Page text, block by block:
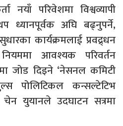
नयाँ परिवेशमा विश्वव्यापी
ध्यानपूर्वक अघि बढ्नुपर्ने,
कार्यक्रमलाई प्रवद्र्धन
नियममा आवश्यक परिवर्तन
जोड दिइने ‘नेसनल कमिटी
पोलिटिकल कन्सल्टेटिभ
युयानले उदघाटन सत्रमा